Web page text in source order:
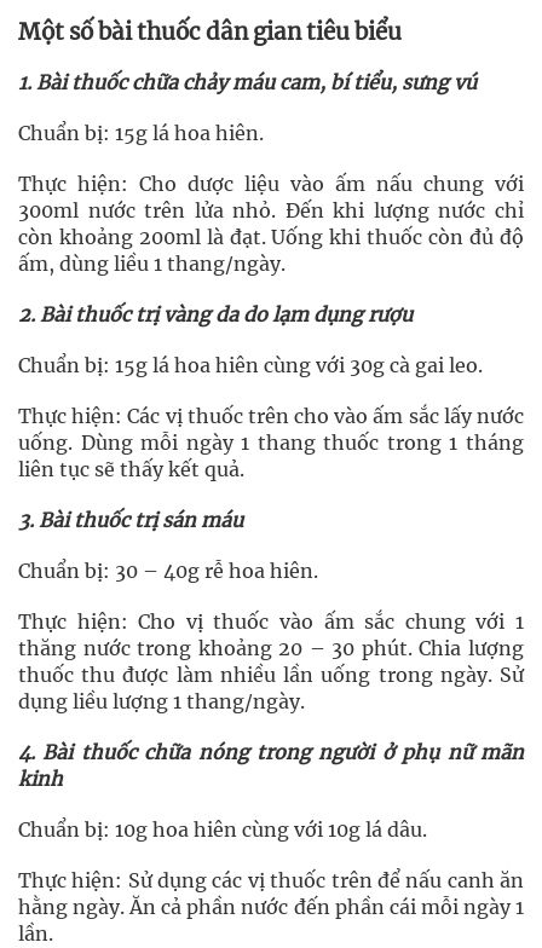
Một số bài thuốc dân gian tiêu biểu
1. Bài thuốc chữa chảy máu cam, bí tiểu, sưng vú
Chuẩn bị: 15g lá hoa hiên.
Thực hiện: Cho dược liệu vào ấm nấu chung với
300ml nước trên lửa nhỏ. Đến khi lượng nước chỉ
còn khoảng 200ml là đạt. Uống khi thuốc còn đủ độ
ấm, dùng liều 1 thang/ngày.
2. Bài thuốc trị vàng da do lạm dụng rượu
Chuẩn bị: 15g lá hoa hiên cùng với 30g cà gai leo.
Thực hiện: Các vị thuốc trên cho vào ấm sắc lấy nước
uống. Dùng mỗi ngày 1 thang thuốc trong 1 tháng
liên tục sẽ thấy kết quả.
3. Bài thuốc trị sán máu
Chuẩn bị: 30 – 40g rễ hoa hiên.
Thực hiện: Cho vị thuốc vào ấm sắc chung với 1
thăng nước trong khoảng 20 – 30 phút. Chia lượng
thuốc thu được làm nhiều lần uống trong ngày. Sử
dụng liều lượng 1 thang/ngày.
4. Bài thuốc chữa nóng trong người ở phụ nữ mãn
kinh
Chuẩn bị: 10g hoa hiên cùng với 10g lá dâu.
Thực hiện: Sử dụng các vị thuốc trên để nấu canh ăn
hằng ngày. Ăn cả phần nước đến phần cái mỗi ngày 1
lần.